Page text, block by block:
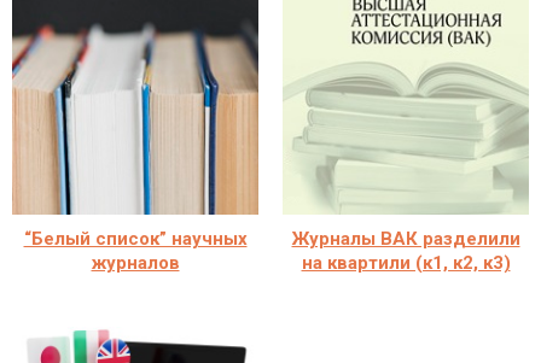
“Белый список” научных
журналов
Журналы ВАК разделили
на квартили (к1, к2, к3)